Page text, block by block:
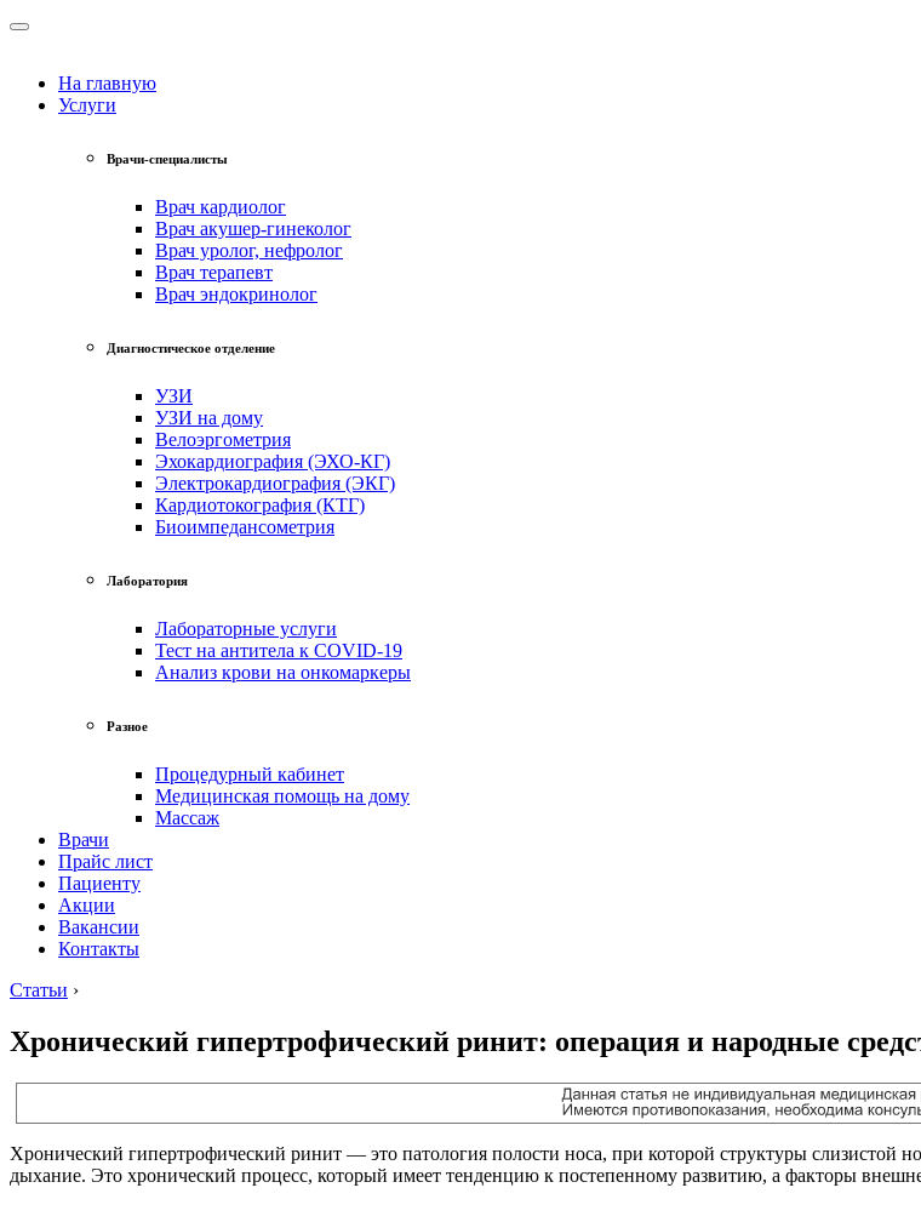
На главную
Услуги
Врачи-специалисты
Врач кардиолог
Врач акушер-гинеколог
Врач уролог, нефролог
Врач терапевт
Врач эндокринолог
Диагностическое отделение
УЗИ
УЗИ на дому
Велоэргометрия
Эхокардиография (ЭХО-КГ)
Электрокардиография (ЭКГ)
Кардиотокография (КТГ)
Биоимпедансометрия
Лаборатория
Лабораторные услуги
Тест на антитела к COVID-19
Анализ крови на онкомаркеры
Разное
Процедурный кабинет
Медицинская помощь на дому
Массаж
Врачи
Прайс лист
Пациенту
Акции
Вакансии
Контакты
Статьи ›
Хронический гипертрофический ринит: операция и народные
Хронический гипертрофический ринит — это патология полости носа, при которой структуры слизистой
дыхание. Это хронический процесс, который имеет тенденцию к постепенному развитию, а факторы